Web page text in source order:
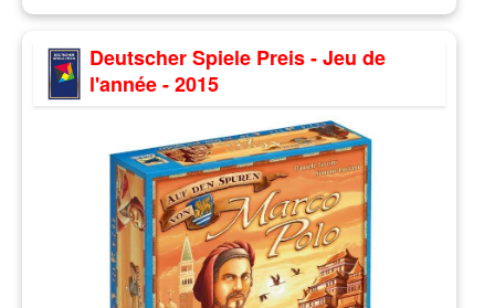
Deutscher Spiele Preis - Jeu de
l'année - 2015